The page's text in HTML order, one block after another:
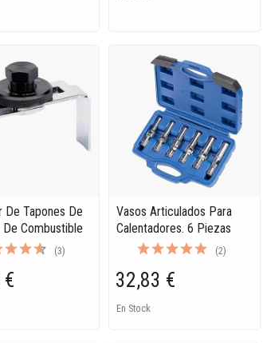
De Tapones De
Combustible
(3)
Vasos Articulados Para
Calentadores. 6 Piezas
(2)
32,83 €
En Stock